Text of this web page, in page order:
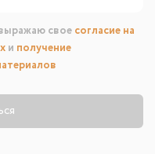
свое согласие на
и получение